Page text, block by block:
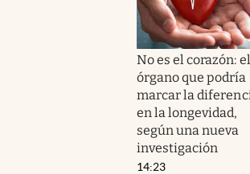
No es el corazón: el
órgano que podría
marcar la
en la longevidad,
según una nueva
investigación
14:23